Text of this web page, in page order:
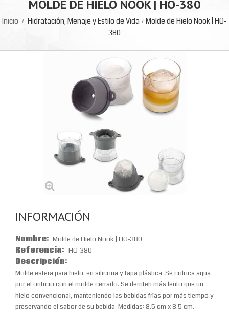
MOLDE DE HIELO NOOK | HO-380
Inicio Hidratación, Menaje y Estilo de Vida
Molde de Hielo Nook | HO-
380
INFORMACIÓN
Nombre: Molde de Hielo Nook | HO-380
Referencia: HO-380
Descripción:
Molde esfera para hielo, en silicona y tapa plástica. Se coloca agua
por el orificio con el molde cerrado. Se derriten más lento que un
hielo convencional, manteniendo las bebidas frías por más tiempo y
preservando el sabor de su bebida. Medidas: 8.5 cm x 8.5 cm.